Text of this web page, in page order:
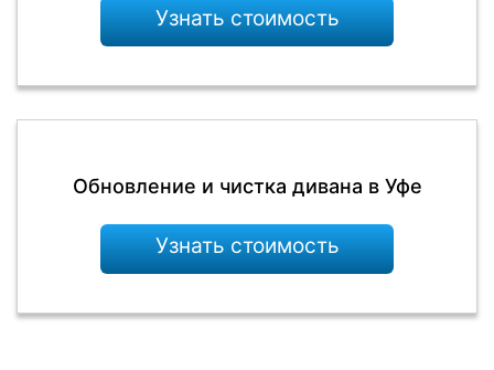
Узнать стоимость
Обновление и чистка дивана в Уфе
Узнать стоимость